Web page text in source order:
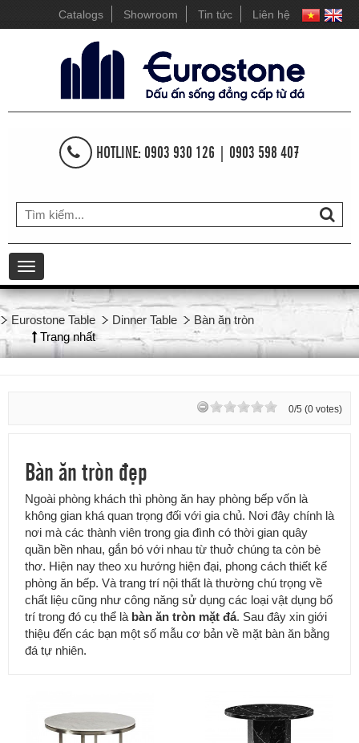
Catalogs Showroom Tin tức Liên hệ
HOTLINE: 0903 930 126 | 0903 598 407
Toggle
navigation
Eurostone Table Dinner Table
Bàn ăn tròn
Trang nhất
0/5 (0 votes)
Bàn ăn tròn đẹp
Ngoài phòng khách thì phòng ăn hay phòng bếp vốn là
không gian khá quan trọng đối với gia chủ. Nơi đây chính là
nơi mà các thành viên trong gia đình có thời gian quây
quần bền nhau, gắn bó với nhau từ thuở chúng ta còn bè
thơ. Hiện nay theo xu hướng hiện đại, phong cách thiết kế
phòng ăn bếp. Và trang trí nội thất là thường chú trọng về
chất liệu cũng như công năng sử dụng các loại vật dụng bố
trí trong đó cụ thể là bàn ăn tròn mặt đá. Sau đây xin giới
thiệu đến các bạn một số mẫu cơ bản về mặt bàn ăn bằng
đá tự nhiên.